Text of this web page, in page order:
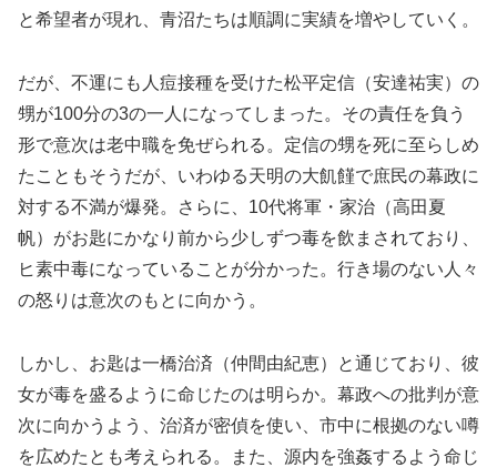
と希望者が現れ、青沼たちは順調に実績を増やしていく。
だが、不運にも人痘接種を受けた松平定信（安達祐実）の
甥が100分の3の一人になってしまった。その責任を負う
形で意次は老中職を免ぜられる。定信の甥を死に至らしめ
たこともそうだが、いわゆる天明の大飢饉で庶民の幕政に
対する不満が爆発。さらに、10代将軍・家治（高田夏
帆）がお匙にかなり前から少しずつ毒を飲まされており、
ヒ素中毒になっていることが分かった。行き場のない人々
の怒りは意次のもとに向かう。
しかし、お匙は一橋治済（仲間由紀恵）と通じており、彼
女が毒を盛るように命じたのは明らか。幕政への批判が意
次に向かうよう、治済が密偵を使い、市中に根拠のない噂
を広めたとも考えられる。また、源内を強姦するよう命じ